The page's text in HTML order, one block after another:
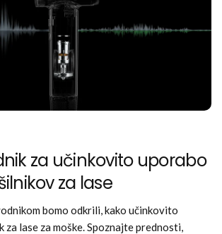
za učinkovito uporabo
za lase
bomo odkrili, kako učinkovito
lase za moške. Spoznajte prednosti,